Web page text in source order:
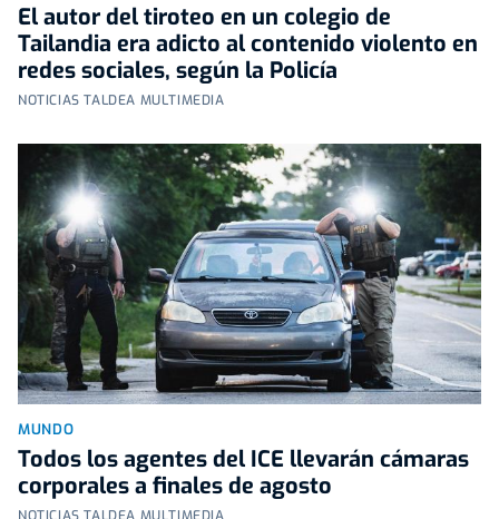
El autor del tiroteo en un colegio de
Tailandia era adicto al contenido violento en
redes sociales, según la Policía
NOTICIAS TALDEA MULTIMEDIA
MUNDO
Todos los agentes del ICE llevarán cámaras
corporales a finales de agosto